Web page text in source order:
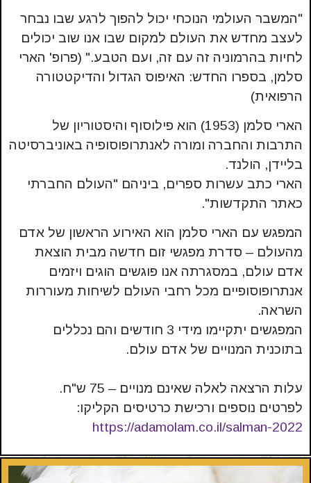
"המשבר העולמי הנוכחי יכול להפוך לרגע שבו נבחר
לעצב מחדש את העולם למקום שבו אנו שוב יכולים
לחיות בהרמוניה זה עם זה, ועם הטבע." (פרופ' הארי
סלמן, בספרו החדש: האיפוס הגדול והדיקטטורה
הרפואית)
הארי סלמן (1953) הוא פילוסוף והיסטוריון של
התרבות והחברה ומורה לאנתרופוסופיה באוניברסיטה
בליידן, הולנד.
הארי כתב עשרות ספרים, ביניהם "העולם החברתי
כאתר התקדשות".
המפגש עם הארי סלמן הוא האירוע הראשון של אדם
מהעולם – סדרת מפגשי זום חדשה מבית הוצאת
אדם עולם, במסגרתה אנו פוגשים הוגים ויזמים
אנתרופוסופיים מכל רחבי העולם לשיחות מעוררות
השראה.
המפגשים יתקיימו מידי 3 חודשים והם נכללים
בתוכנית המנויים של אדם עולם.
עלות הרצאה לאלה שאינם מנויים – 75 ש"ח.
לפרטים נוספים ורכישת כרטיסים הקליקו:
https://adamolam.co.il/salman-2022